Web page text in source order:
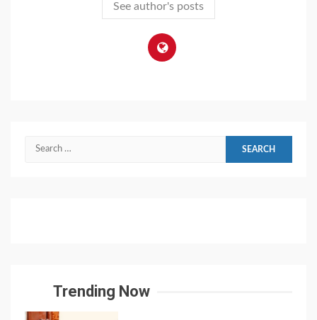
See author's posts
Search
Trending Now